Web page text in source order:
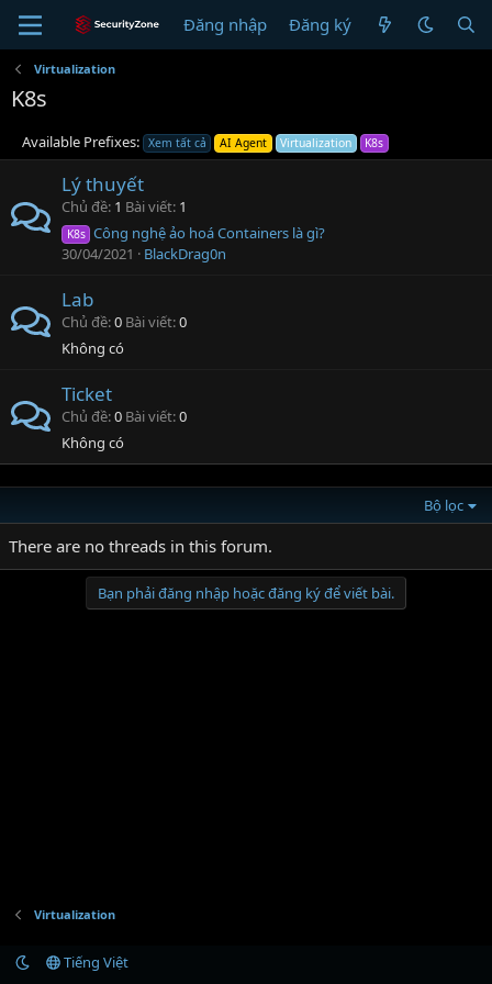
Đăng nhập Đăng ký
Virtualization
K8s
Available Prefixes: Xem tất cả AI Agent Virtualization K8s
Lý thuyết
Chủ đề 1 Bài viết 1
K8s Công nghệ ảo hoá Containers là gì?
30/04/2021
BlackDrag0n
Lab
Chủ đề 0 Bài viết 0
Không có
Ticket
Chủ đề 0 Bài viết 0
Không có
Bộ lọc
There are no threads in this forum.
Bạn phải đăng nhập hoặc đăng ký để viết bài.
Virtualization
Tiếng Việt